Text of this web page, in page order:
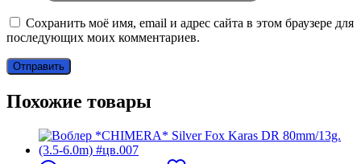
Сохранить моё имя, email и адрес сайта в этом браузере для
последующих моих комментариев.
Похожие товары